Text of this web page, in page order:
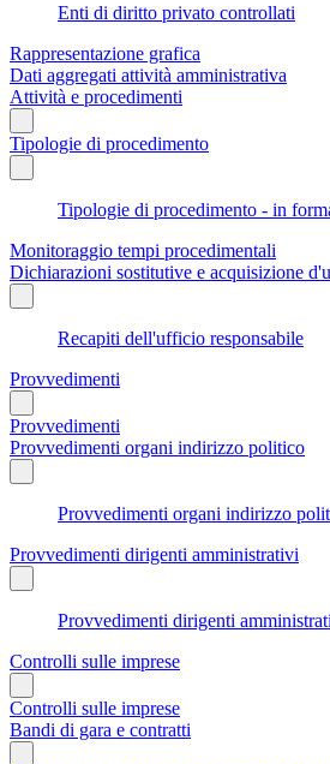
Enti di diritto privato controllati
Rappresentazione grafica
Dati aggregati attività amministrativa
Attività e procedimenti
Tipologie di procedimento
Tipologie di procedimento - in
Monitoraggio tempi procedimentali
Dichiarazioni sostitutive e acquisizione
Recapiti dell'ufficio responsabile
Provvedimenti
Provvedimenti
Provvedimenti organi indirizzo politico
Provvedimenti organi indirizzo
Provvedimenti dirigenti amministrativi
Provvedimenti dirigenti
Controlli sulle imprese
Controlli sulle imprese
Bandi di gara e contratti